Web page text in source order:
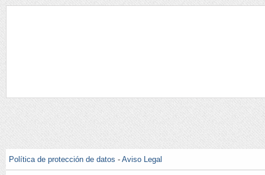
Política de protección de datos - Aviso Legal